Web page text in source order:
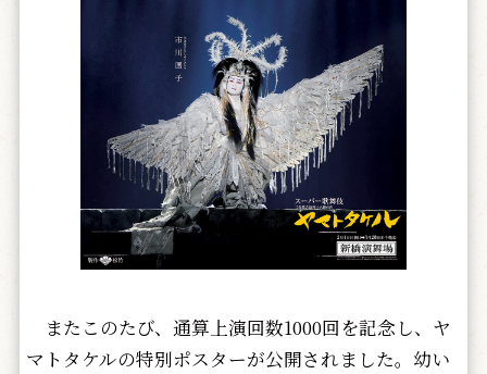
またこのたび、通算上演回数1000回を記念し、ヤ
マトタケルの特別ポスターが公開されました。幼い